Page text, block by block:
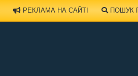
РЕКЛАМА НА САЙТІ ПОШУК